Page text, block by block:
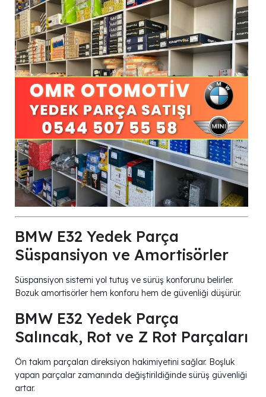
BMW E32 Yedek Parça
Süspansiyon ve Amortisörler
Süspansiyon sistemi yol tutuş ve sürüş konforunu belirler.
Bozuk amortisörler hem konforu hem de güvenliği düşürür.
BMW E32 Yedek Parça
Salıncak, Rot ve Z Rot Parçaları
Ön takım parçaları direksiyon hakimiyetini sağlar. Boşluk
yapan parçalar zamanında değiştirildiğinde sürüş güvenliği
artar.